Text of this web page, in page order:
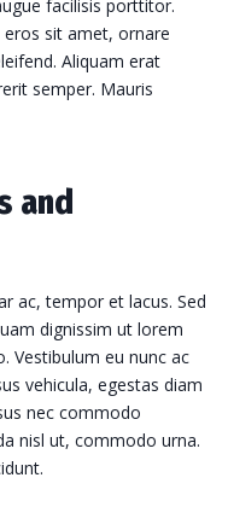
facilisis porttitor.
sit amet, ornare
Aliquam erat
semper. Mauris
and
ac, tempor et lacus. Sed
dignissim ut lorem
Vestibulum eu nunc ac
vehicula, egestas diam
nec commodo
nisl ut, commodo urna.